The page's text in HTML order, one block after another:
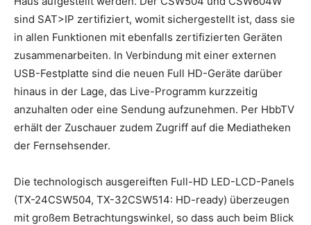
sind SAT>IP zertifiziert, womit sichergestellt ist, dass sie
in allen Funktionen mit ebenfalls zertifizierten Geräten
zusammenarbeiten. In Verbindung mit einer externen
USB-Festplatte sind die neuen Full HD-Geräte darüber
hinaus in der Lage, das Live-Programm kurzzeitig
anzuhalten oder eine Sendung aufzunehmen. Per HbbTV
erhält der Zuschauer zudem Zugriff auf die Mediatheken
der Fernsehsender.
Die technologisch ausgereiften Full-HD LED-LCD-Panels
(TX-24CSW504, TX-32CSW514: HD-ready) überzeugen
mit großem Betrachtungswinkel, so dass auch beim Blick